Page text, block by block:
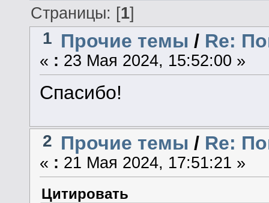
Страницы: [1]
1 Прочие темы / Re:
« : 23 Мая 2024, 15:52:00 »
Спасибо!
2 Прочие темы / Re:
« : 21 Мая 2024, 17:51:21 »
Цитировать